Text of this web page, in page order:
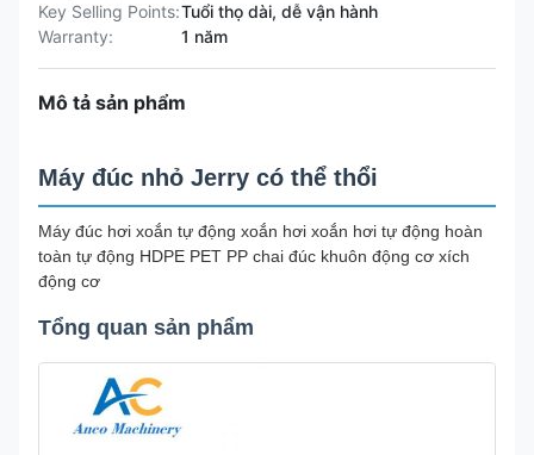
Key Selling Points:Tuổi thọ dài, dễ vận hành
Warranty:
1 năm
Mô tả sản phẩm
Máy đúc nhỏ Jerry có thể thổi
Máy đúc hơi xoắn tự động xoắn hơi xoắn hơi tự động hoàn
toàn tự động HDPE PET PP chai đúc khuôn động cơ xích
động cơ
Tổng quan sản phẩm